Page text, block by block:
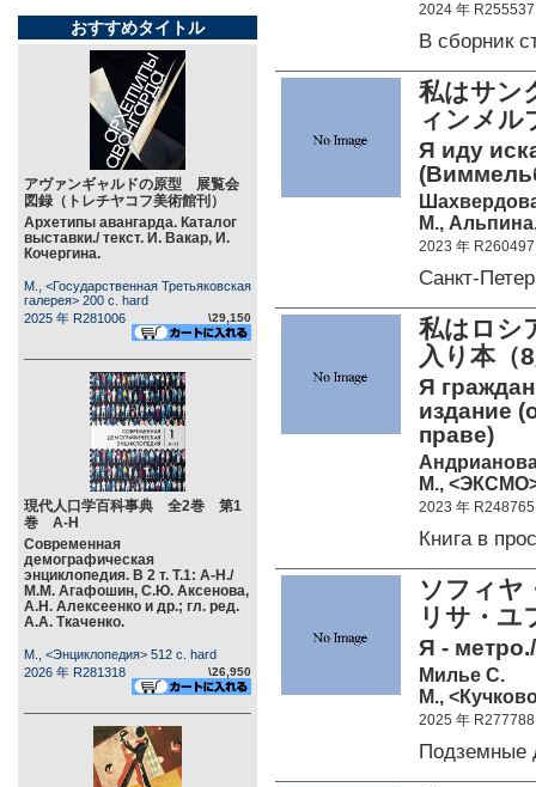
おすすめタイトル
アヴァンギャルドの原型 展覧会
図録（トレチヤコフ美術館刊）
Архетипы авангарда. Каталог
выставки./ текст. И. Вакар, И.
Кочергина.
М., <Государственная Третьяковская
галерея> 200 c. hard
2025 年 R281006
\29,150
現代人口学百科事典 全2巻 第1
巻 А-Н
Современная
демографическая
энциклопедия. В 2 т. Т.1: А-Н./
М.М. Агафошин, С.Ю. Аксенова,
А.Н. Алексеенко и др.; гл. ред.
А.А. Ткаченко.
М., <Энциклопедия> 512 c. hard
2026 年 R281318
\26,950
2024 年 R255537
В сборник
私はサン
ィンメル
Я иду
М.,
2023 年 R260497
Санкт-
私はロ
入り本（
Я
издание
праве)
М.,
2023 年 R248765
Книга в
ソフィ
リサ・ユ
Я -
Милье С.
М.,
2025 年 R277788
Подземные